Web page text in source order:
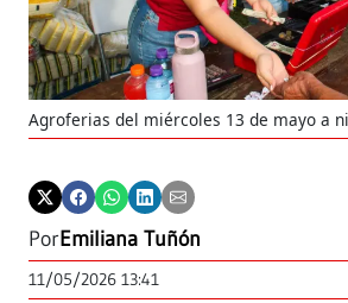
Agroferias del miércoles 13 de mayo a
PorEmiliana Tuñón
11/05/2026 13:41